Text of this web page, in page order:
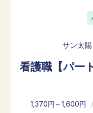
サン太
看護職【パー
1,370円～1,600円 /